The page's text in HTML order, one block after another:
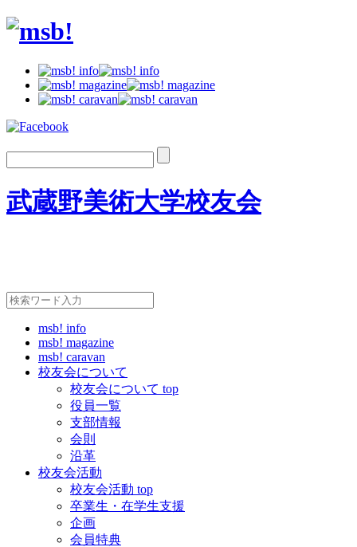
武蔵野美術大学校友会
msb! info
msb! magazine
msb! caravan
校友会について
校友会について top
役員一覧
支部情報
会則
沿革
校友会活動
校友会活動 top
卒業生・在学生支援
企画
会員特典